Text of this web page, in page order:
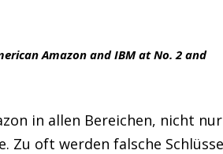
Amazon and IBM at No. 2 and
in allen Bereichen, nicht nur
Zu oft werden falsche